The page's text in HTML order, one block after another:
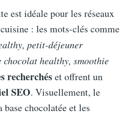
est idéale pour les réseaux
: les mots-clés comme
petit-déjeuner
healthy, smoothie
recherchéset offrent un
SEO. Visuellement, le
chocolatée et les